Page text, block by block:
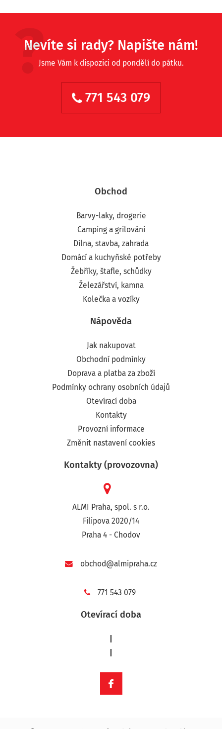
Nevíte si rady? Napište nám!
Jsme Vám k dispozici od pondělí do pátku.
771 543 079
Obchod
Barvy-laky, drogerie
Camping a grilování
Dílna, stavba, zahrada
Domácí a kuchyňské potřeby
Žebříky, štafle, schůdky
Železářství, kamna
Kolečka a vozíky
Nápověda
Jak nakupovat
Obchodní podmínky
Doprava a platba za zboží
Podmínky ochrany osobních údajů
Otevírací doba
Kontakty
Provozní informace
Změnit nastavení cookies
Kontakty (provozovna)
ALMI Praha, spol. s r.o.
Filipova 2020/14
Praha 4 - Chodov
obchod@almipraha.cz
771 543 079
Otevírací doba